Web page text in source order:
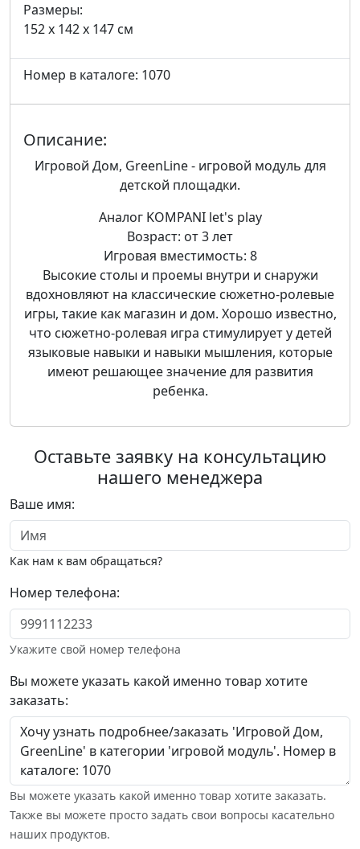
Размеры:
152 x 142 x 147 см
Номер в каталоге: 1070
Описание:
Игровой Дом, GreenLine - игровой модуль для
детской площадки.
Аналог KOMPANI let's play
Возраст: от 3 лет
Игровая вместимость: 8
Высокие столы и проемы внутри и снаружи
вдохновляют на классические сюжетно-ролевые
игры, такие как магазин и дом. Хорошо известно,
что сюжетно-ролевая игра стимулирует у детей
языковые навыки и навыки мышления, которые
имеют решающее значение для развития
ребенка.
Оставьте заявку на консультацию
нашего менеджера
Ваше имя:
Как нам к вам обращаться?
Номер телефона:
Укажите свой номер телефона
Вы можете указать какой именно товар хотите
заказать:
Вы можете указать какой именно товар хотите заказать.
Также вы можете просто задать свои вопросы касательно
наших продуктов.